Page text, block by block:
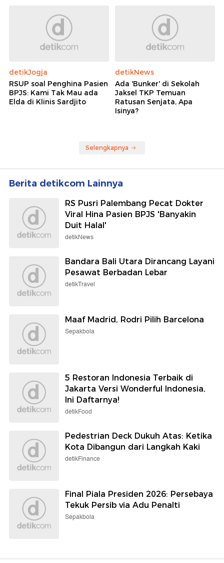
detikJogja
RSUP soal Penghina Pasien
BPJS: Kami Tak Mau ada
Elda di Klinis Sardjito
detikNews
Ada 'Bunker' di Sekolah
Jaksel TKP Temuan
Ratusan Senjata, Apa
Isinya?
Selengkapnya
Berita detikcom Lainnya
RS Pusri Palembang Pecat Dokter
Viral Hina Pasien BPJS 'Banyakin
Duit Halal'
detikNews
Bandara Bali Utara Dirancang Layani
Pesawat Berbadan Lebar
detikTravel
Maaf Madrid, Rodri Pilih Barcelona
Sepakbola
5 Restoran Indonesia Terbaik di
Jakarta Versi Wonderful Indonesia,
Ini Daftarnya!
detikFood
Pedestrian Deck Dukuh Atas: Ketika
Kota Dibangun dari Langkah Kaki
detikFinance
Final Piala Presiden 2026: Persebaya
Tekuk Persib via Adu Penalti
Sepakbola